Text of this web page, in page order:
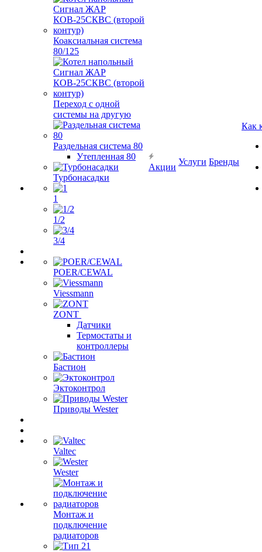
Коаксиальная система
80/125
Переход с одной
системы на другую
Раздельная система 80
Утепленная 80
Турбонасадки
1
1/2
3/4
POER/CEWAL
Viessmann
ZONT
Датчики
Термостаты и
контроллеры
Бастион
Эктоконтрол
Приводы Wester
Valtec
Wester
Монтаж и
подключение
радиаторов
Акции
Услуги Бренды
Как